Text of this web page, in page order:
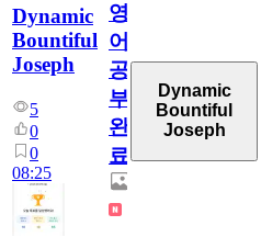
Dynamic
Bountiful
Joseph
5
0
0
08:25
영
어
공
부
완
료
Dynamic
Bountiful
Joseph